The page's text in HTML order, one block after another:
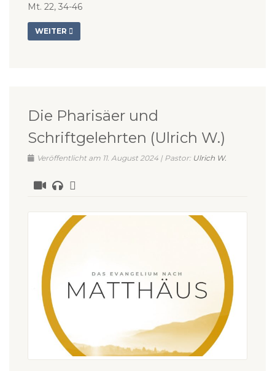
Mt. 22, 34-46
WEITER
Die Pharisäer und
Schriftgelehrten (Ulrich W.)
Veröffentlicht am 11. August 2024 | Pastor: Ulrich W.